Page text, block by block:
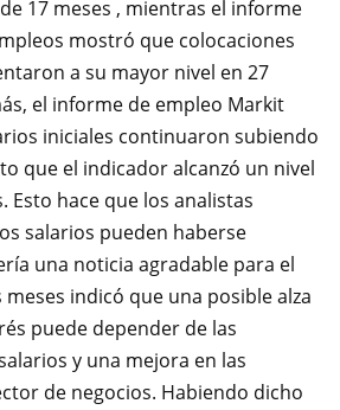
17 meses , mientras el informe
mostró que colocaciones
a su mayor nivel en 27
el informe de empleo Markit
iniciales continuaron subiendo
que el indicador alcanzó un nivel
Esto hace que los analistas
salarios pueden haberse
una noticia agradable para el
meses indicó que una posible alza
puede depender de las
y una mejora en las
de negocios. Habiendo dicho